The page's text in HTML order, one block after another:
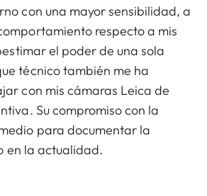
con una mayor sensibilidad, a
respecto a mis
el poder de una sola
técnico también me ha
con mis cámaras Leica de
Su compromiso con la
para documentar la
en la actualidad.